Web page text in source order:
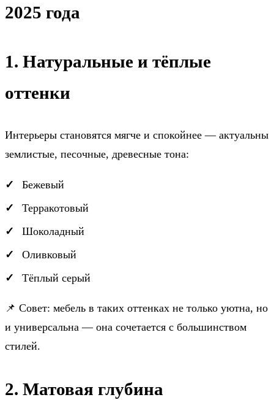
2025 года
1. Натуральные и тёплые
оттенки
Интерьеры становятся мягче и спокойнее — актуальны
землистые, песочные, древесные тона:
Бежевый
Терракотовый
Шоколадный
Оливковый
Тёплый серый
📌 Совет: мебель в таких оттенках не только уютна, но
и универсальна — она сочетается с большинством
стилей.
2. Матовая глубина